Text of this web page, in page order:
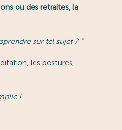
ou des retraites, la
sur tel sujet ? ”
les postures,
!